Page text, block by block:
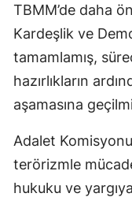
TBMM’de daha
Kardeşlik ve
tamamlamış,
hazırlıkların
aşamasına
Adalet
terörizmle
hukuku ve